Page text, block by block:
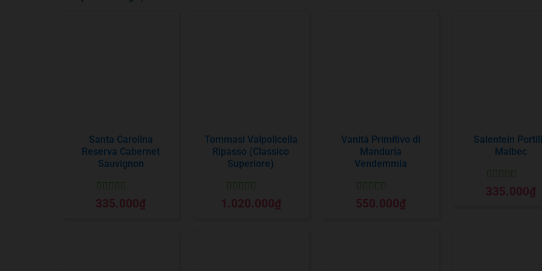
Santa Carolina
Reserva Cabernet
Sauvignon
Được xếp
hạng55 sao
335.000₫
Tommasi Valpolicella
Ripasso (Classico
Superiore)
Được xếp
hạng55 sao
1.020.000₫
Vanitá Primitivo di
Manduria
Vendemmia
Được xếp
hạng55 sao
550.000₫
Salentein
Malbec
Được xếp
hạng55 sao
335.000₫